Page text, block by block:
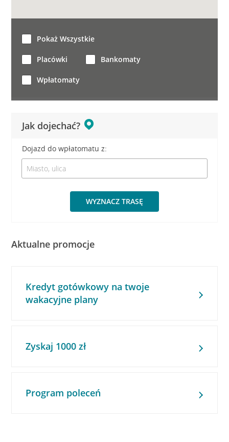
Jak dojechać?
Dojazd do wpłatomatu z:
WYZNACZ TRASĘ
Pokaż Wszystkie
Placówki Bankomaty
Wpłatomaty
Aktualne promocje
Kredyt gotówkowy na twoje
wakacyjne plany
Zyskaj 1000 zł
Program poleceń